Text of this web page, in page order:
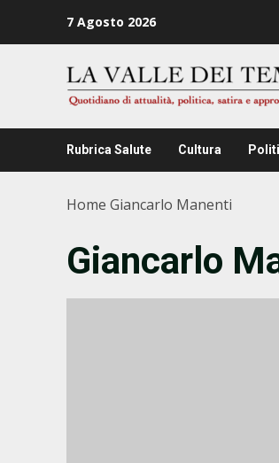
7 Agosto 2026
Rubrica Salute Cultura
Home Giancarlo Manenti
Giancarlo